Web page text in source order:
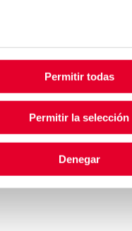
Permitir todas
Permitir la selección
Denegar